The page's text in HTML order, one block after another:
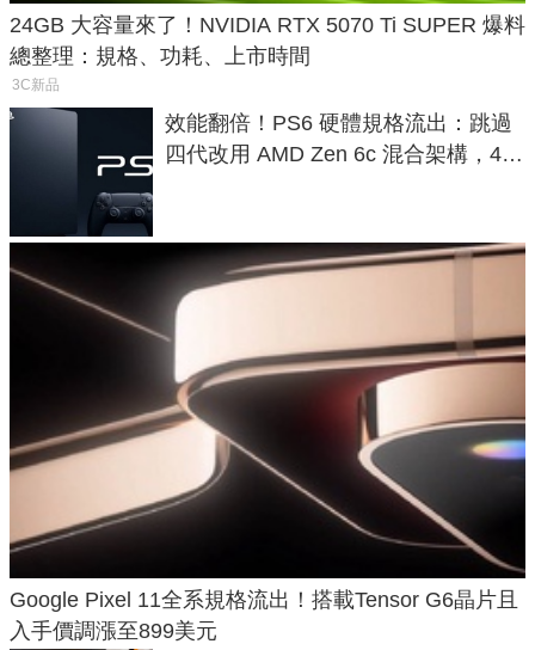
24GB 大容量來了！NVIDIA RTX 5070 Ti SUPER 爆料
總整理：規格、功耗、上市時間
3C新品
效能翻倍！PS6 硬體規格流出：跳過
四代改用 AMD Zen 6c 混合架構，4K
Google Pixel 11全系規格流出！搭載Tensor G6晶片且
入手價調漲至899美元